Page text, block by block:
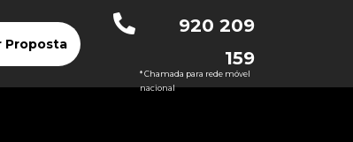
Proposta
920 209
159
* Chamada para rede móvel
nacional